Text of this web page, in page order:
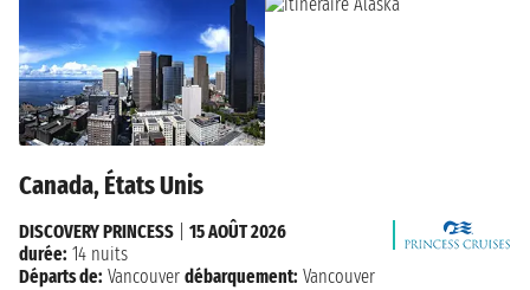
Canada, États Unis
DISCOVERY PRINCESS
15 AOÛT 2026
durée: 14 nuits
Départs de: Vancouver débarquement: Vancouver